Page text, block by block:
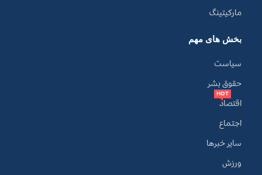
مارکیتینگ
بخش های مهم
سیاست
حقوق بشر
اقتصاد
HOT
اجتماع
سایر خبرها
ورزش